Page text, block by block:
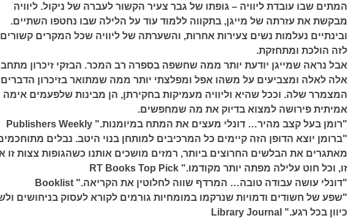
המתים שבו עובדת ליוויה – גופתו של גבר צעיר הקשור לעברה של ניקול. ליוויה
מבקשת את עזרתה של מייגן, בתקווה ללמוד עוד על הלילה שבו נחטפו השתיים.
ובינתיים נעלמות נשים צעירות אחרות, והשערתה של ליוויה שכל המקרים
לזה הולכת ומתחזקת.
אבל נראה שמייגן יודעת יותר ממה שחשפה בספרה רב המכר. הבזקי זיכרון
אלה לאלה ומצביעים על משהו אפל ומפלצתי יותר ממה שמתואר בזיכרון הדברים
המצמרר שלה. וככל שהיא וליוויה מעמיקות בחקירתן, הן מבינות שלפעמים אימה
אמיתית פירושה למצוא בדיוק את מה שמחפשים.
"רומן בעל קצב מהיר… דונלי מעצים את המתח במיומנות." Publishers Weekly
"ברומן יוצא הדופן הזה קיימים כל המרכיבים למותחן בנוי היטב. נבלים
מאתגרים את הבלשים החרוצים ביותר, רמזים מושכים אותנו כשהגופות צצות זו
זו, וכל חוט עלילה מפתה יותר מקודמו." RT Books Top Pick
"דונלי עושה עבודה טובה… המרדף שווה לחלוטין את הקריאה." Booklist
"שפע של חשודים ודמויות שנרקמו במומחיות גורמים לקורא לעסוק בניחושים
כיוון בכל רגע." Library Journal